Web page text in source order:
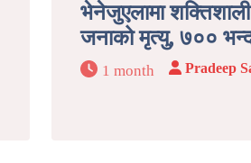
भेनेजुएलामा
जनाको मृत्यु, ७००
1 month Pradeep